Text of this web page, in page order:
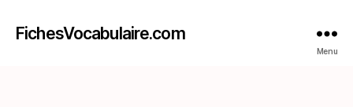
FichesVocabulaire.com
Menu